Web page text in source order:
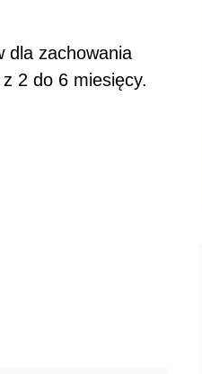
dla zachowania
2 do 6 miesięcy.